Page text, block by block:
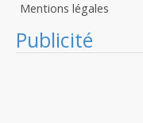
Mentions légales
Publicité